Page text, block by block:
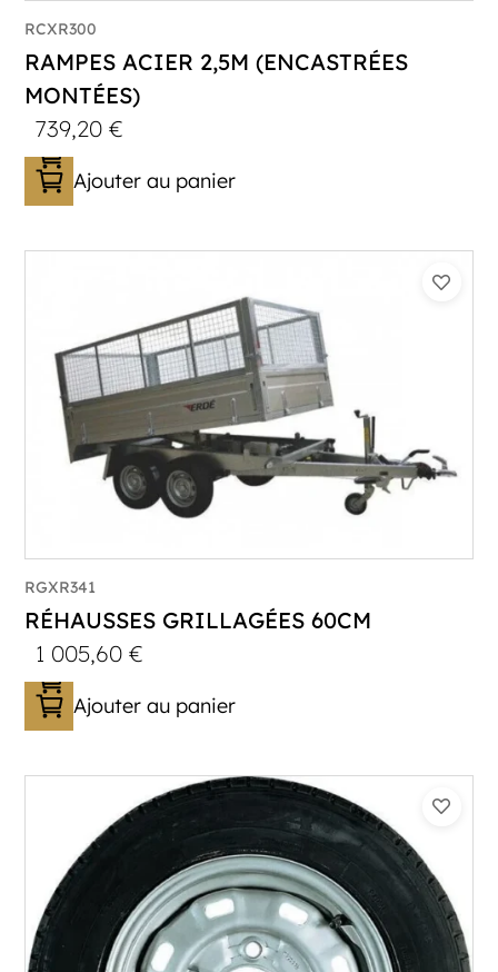
RCXR300
RAMPES ACIER 2,5M (ENCASTRÉES
MONTÉES)
739,20€
Ajouter au panier
RGXR341
RÉHAUSSES GRILLAGÉES 60CM
1 005,60€
Ajouter au panier